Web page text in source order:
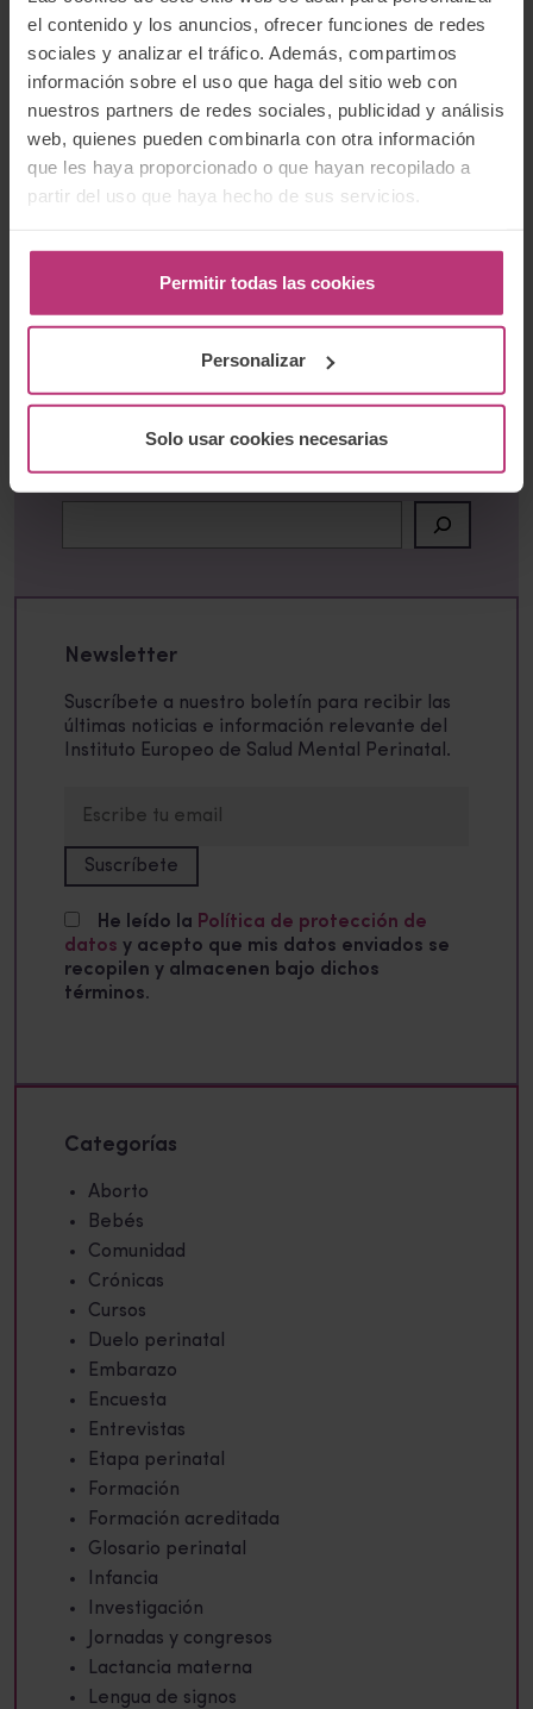
el contenido y los anuncios, ofrecer funciones de redes
sociales y analizar el tráfico. Además, compartimos
información sobre el uso que haga del sitio web con
nuestros partners de redes sociales, publicidad y análisis
web, quienes pueden combinarla con otra información
que les haya proporcionado o que hayan recopilado a
partir del uso que haya hecho de sus servicios.
Permitir todas las cookies
Personalizar
Solo usar cookies necesarias
Quizás también te interese:
Lactancia materna en mujeres supervivientes de
abuso sexual infantil
Las experiencias de lactancia de las madres
encarceladas en el sistema penitenciario español
asesora lactancia,entrevista,lactancia
Buscador:
Newsletter
Suscríbete a nuestro boletín para recibir las
últimas noticias e información relevante del
Instituto Europeo de Salud Mental Perinatal.
He leído la Política de protección de
datos y acepto que mis datos enviados se
recopilen y almacenen bajo dichos
términos.
Categorías
Aborto
Bebés
Comunidad
Crónicas
Cursos
Duelo perinatal
Embarazo
Encuesta
Entrevistas
Etapa perinatal
Formación
Formación acreditada
Glosario perinatal
Infancia
Investigación
Jornadas y congresos
Lactancia materna
Lengua de signos